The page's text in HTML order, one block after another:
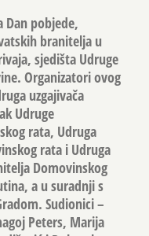
Dan pobjede,
branitelja u
sjedišta Udruge
Organizatori ovog
uzgajivača
Udruge
rata, Udruga
rata i Udruga
Domovinskog
a u suradnji s
Sudionici –
Peters, Marija